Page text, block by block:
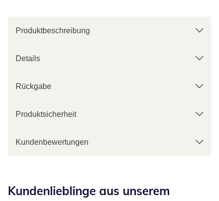
Produktbeschreibung
Details
Rückgabe
Produktsicherheit
Kundenbewertungen
Kundenlieblinge aus unserem